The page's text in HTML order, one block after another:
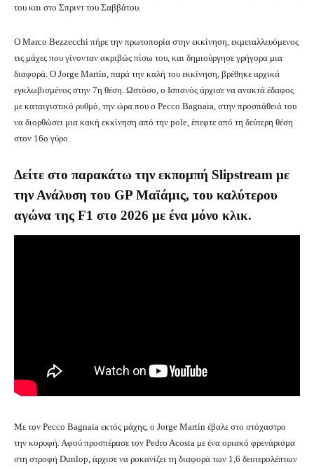
του και στο Σπριντ του Σαββάτου.
Ο Marco Bezzecchi πήρε την πρωτοπορία στην εκκίνηση, εκμεταλλευόμενος
τις μάχες που γίνονταν ακριβώς πίσω του, και δημιούργησε γρήγορα μια
διαφορά. Ο Jorge Martín, παρά την καλή του εκκίνηση, βρέθηκε αρχικά
εγκλωβισμένος στην 7η θέση. Ωστόσο, ο Ισπανός άρχισε να ανακτά έδαφος
με καταιγιστικό ρυθμό, την ώρα που ο Pecco Bagnaia, στην προσπάθειά του
να διορθώσει μια κακή εκκίνηση από την pole, έπεφτε από τη δεύτερη θέση
στον 16ο γύρο.
Δείτε στο παρακάτω την εκπομπή Slipstream με
την Ανάλυση του GP Μαϊάμις, του καλύτερου
αγώνα της F1 στο 2026 με ένα μόνο κλικ.
Με τον Pecco Bagnaia εκτός μάχης, ο Jorge Martín έβαλε στο στόχαστρο
την κορυφή. Αφού προσπέρασε τον Pedro Acosta με ένα οριακό φρενάρισμα
στη στροφή Dunlop, άρχισε να ροκανίζει τη διαφορά των 1,6 δευτερολέπτων